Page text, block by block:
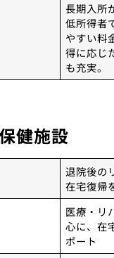
長期入所
低所得者
やすい料
得に応じ
も充実。
健施設
退院後の
在宅復帰
医療・リ
心に、在
ポート